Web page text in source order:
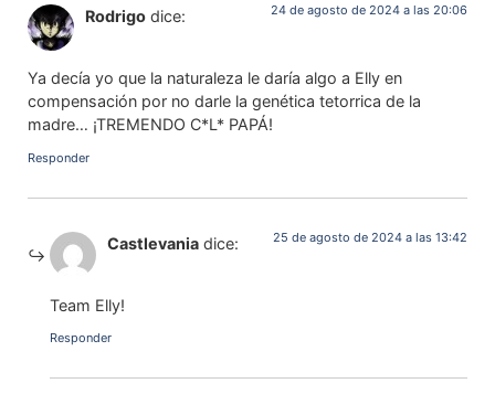
Rodrigo dice: 24 de agosto de 2024 a las 20:06
Ya decía yo que la naturaleza le daría algo a Elly en
compensación por no darle la genética tetorrica de la
madre… ¡TREMENDO C*L* PAPÁ!
Responder
Castlevania dice: 25 de agosto de 2024 a las 13:42
Team Elly!
Responder